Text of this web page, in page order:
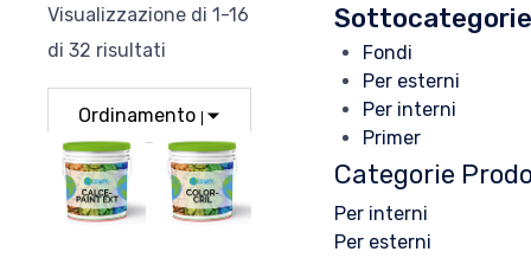
Fondi
Per esterni
Per interni
Primer
Categorie
Per interni
Per esterni
Visualizzazione di 1-16
di 32 risultati